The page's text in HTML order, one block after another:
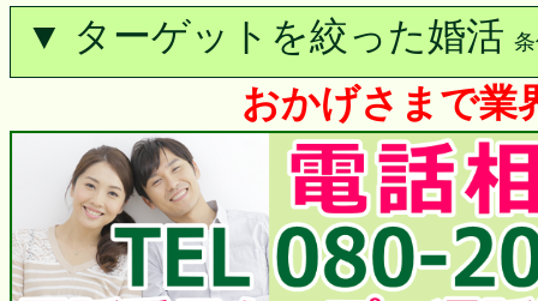
▼ ターゲットを絞った婚活
おかげさまで業